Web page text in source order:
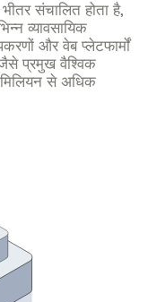
संचालित होता है,
व्यावसायिक
और वेब प्लेटफार्मों
प्रमुख वैश्विक
से अधिक